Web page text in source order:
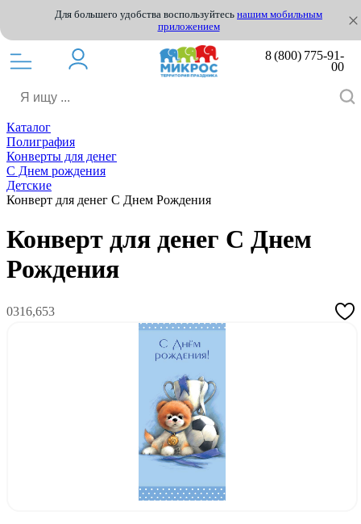
Для большего удобства воспользуйтесь нашим мобильным
приложением
8 (800) 775-91-
00
Каталог
Полиграфия
Конверты для денег
С Днем рождения
Детские
Конверт для денег С Днем Рождения
Конверт для денег С Днем
Рождения
0316,653